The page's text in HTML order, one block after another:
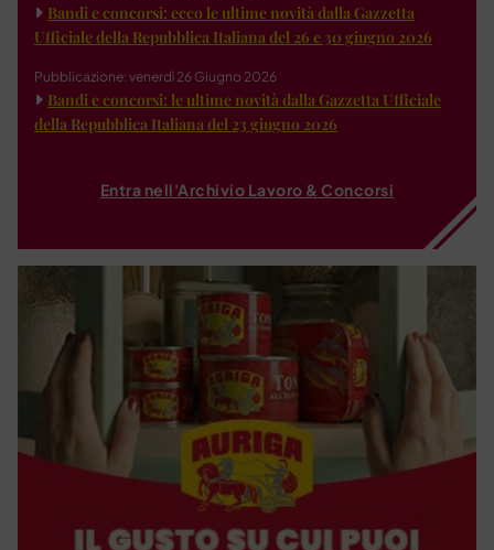
Bandi e concorsi: ecco le ultime novità dalla Gazzetta
Ufficiale della Repubblica Italiana del 26 e 30 giugno 2026
Pubblicazione: venerdì 26 Giugno 2026
Bandi e concorsi: le ultime novità dalla Gazzetta Ufficiale
della Repubblica Italiana del 23 giugno 2026
Entra nell'Archivio Lavoro & Concorsi